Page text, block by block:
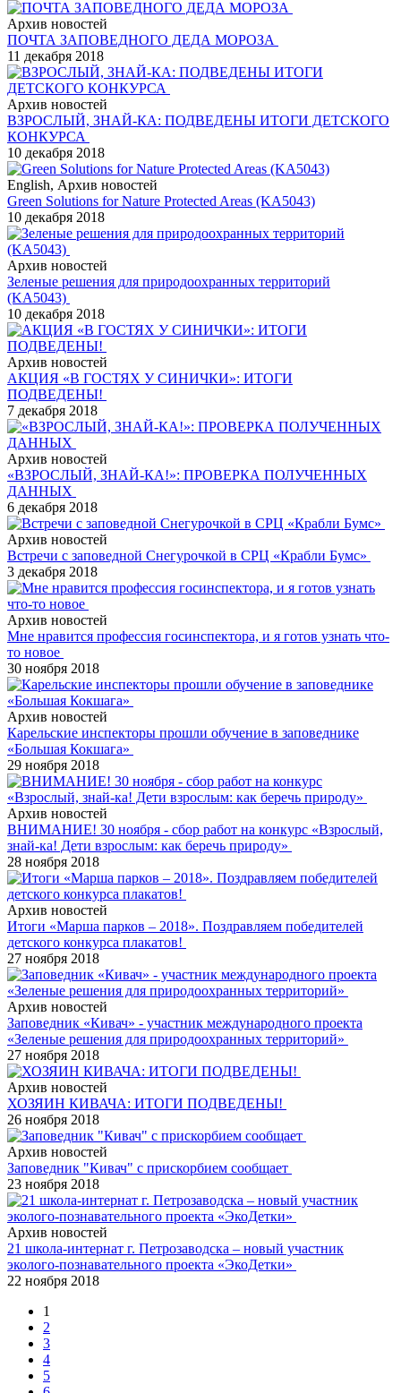
Архив новостей
ПОЧТА ЗАПОВЕДНОГО ДЕДА МОРОЗА
11 декабря 2018
Архив новостей
ВЗРОСЛЫЙ, ЗНАЙ-КА: ПОДВЕДЕНЫ ИТОГИ ДЕТСКОГО
КОНКУРСА
10 декабря 2018
English, Архив новостей
Green Solutions for Nature Protected Areas (KA5043)
10 декабря 2018
Архив новостей
Зеленые решения для природоохранных территорий
(KA5043)
10 декабря 2018
Архив новостей
АКЦИЯ «В ГОСТЯХ У СИНИЧКИ»: ИТОГИ
ПОДВЕДЕНЫ!
7 декабря 2018
Архив новостей
«ВЗРОСЛЫЙ, ЗНАЙ-КА!»: ПРОВЕРКА ПОЛУЧЕННЫХ
ДАННЫХ
6 декабря 2018
Архив новостей
Встречи с заповедной Снегурочкой в СРЦ «Крабли Бумс»
3 декабря 2018
Архив новостей
Мне нравится профессия госинспектора, и я готов узнать что-
то новое
30 ноября 2018
Архив новостей
Карельские инспекторы прошли обучение в заповеднике
«Большая Кокшага»
29 ноября 2018
Архив новостей
ВНИМАНИЕ! 30 ноября - сбор работ на конкурс «Взрослый,
знай-ка! Дети взрослым: как беречь природу»
28 ноября 2018
Архив новостей
Итоги «Марша парков – 2018». Поздравляем победителей
детского конкурса плакатов!
27 ноября 2018
Архив новостей
Заповедник «Кивач» - участник международного проекта
«Зеленые решения для природоохранных территорий»
27 ноября 2018
Архив новостей
ХОЗЯИН КИВАЧА: ИТОГИ ПОДВЕДЕНЫ!
26 ноября 2018
Архив новостей
Заповедник "Кивач" с прискорбием сообщает
23 ноября 2018
Архив новостей
21 школа-интернат г. Петрозаводска – новый участник
эколого-познавательного проекта «ЭкоДетки»
22 ноября 2018
1
2
3
4
5